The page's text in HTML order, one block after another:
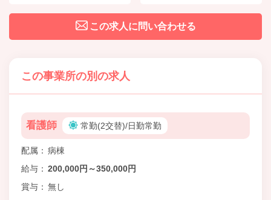
この求人に問い合わせる
この事業所の別の求人
看護師 常勤(2交替)/日勤常勤
配属
病棟
給与
200,000円～350,000円
賞与
無し